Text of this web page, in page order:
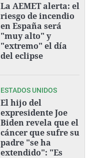
La AEMET alerta: el
riesgo de incendio
en España será
"muy alto" y
"extremo" el día
del eclipse
ESTADOS UNIDOS
El hijo del
expresidente Joe
Biden revela que el
cáncer que sufre su
padre "se ha
extendido": "Es